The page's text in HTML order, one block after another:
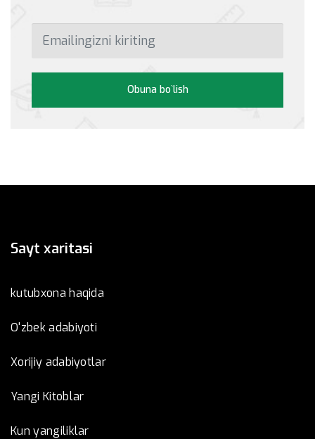
Obuna bo`lish
Sayt xaritasi
kutubxona haqida
O'zbek adabiyoti
Xorijiy adabiyotlar
Yangi Kitoblar
Kun yangiliklar